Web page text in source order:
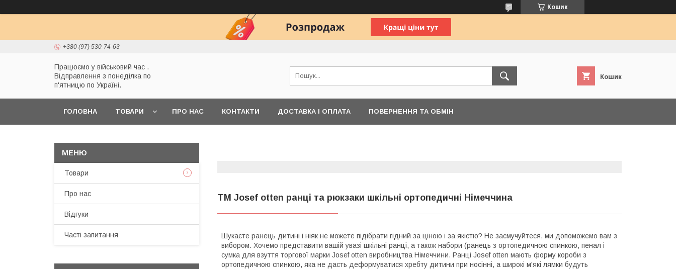
Кошик
+380 (97) 530-74-63
Працюємо у військовий час .
Відправлення з понеділка по
п'ятницю по Україні.
Кошик
ГОЛОВНА ТОВАРИ ПРО НАС КОНТАКТИ ДОСТАВКА І ОПЛАТА ПОВЕРНЕННЯ ТА ОБМІН
ТM Josef otten ранці та рюкзаки шкільні ортопедичні Німеччина
Шукаєте ранець дитині і ніяк не можете підібрати гідний за ціною і за якістю? Не засмучуйтеся, ми допоможемо вам з
вибором. Хочемо представити вашій увазі шкільні ранці, а також набори (ранець з ортопедичною спинкою, пенал і
сумка для взуття торгової марки Josef otten виробництва Німеччини. Ранці Josef otten мають форму короби з
ортопедичною спинкою, яка не дасть деформуватися хребту дитини при носінні, а широкі м'які лямки будуть
Товари
Про нас
Відгуки
Часті запитання